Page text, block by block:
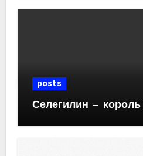
posts
Селегилин — король